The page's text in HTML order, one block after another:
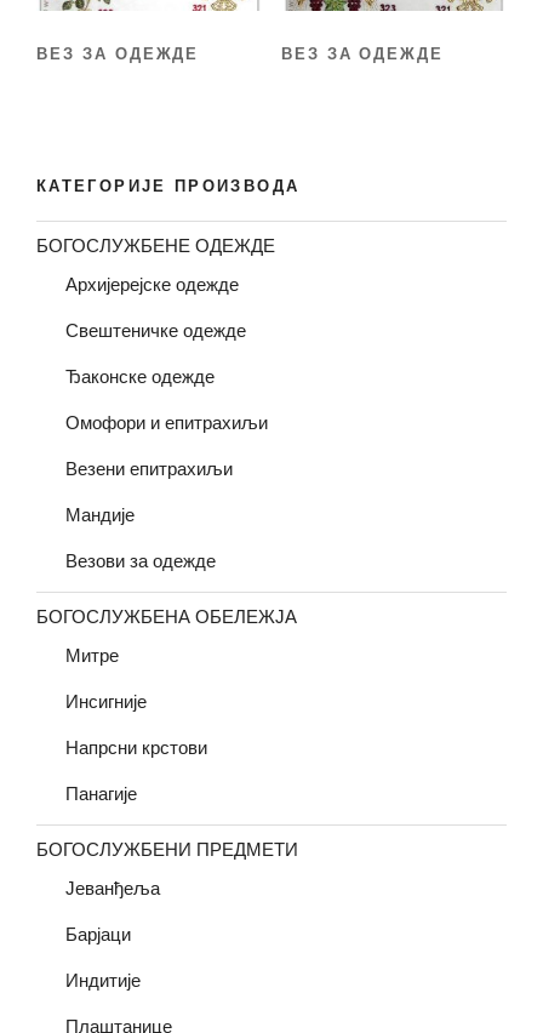
ВЕЗ ЗА ОДЕЖДЕ ВЕЗ ЗА ОДЕЖДЕ
КАТЕГОРИЈЕ ПРОИЗВОДА
БОГОСЛУЖБЕНЕ ОДЕЖДЕ
Архијерејске одежде
Свештеничке одежде
Ђаконске одежде
Омофори и епитрахиљи
Везени епитрахиљи
Мандије
Везови за одежде
БОГОСЛУЖБЕНА ОБЕЛЕЖЈА
Митре
Инсигније
Напрсни крстови
Панагије
БОГОСЛУЖБЕНИ ПРЕДМЕТИ
Јеванђеља
Барјаци
Индитије
Плаштанице